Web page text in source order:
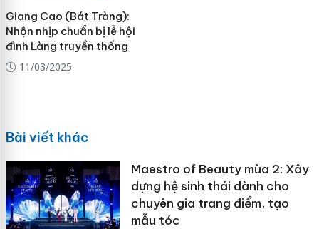
Giang Cao (Bát Tràng):
Nhộn nhịp chuẩn bị lễ hội
đình Làng truyền thống
11/03/2025
Bài viết khác
Maestro of Beauty mùa 2: Xây
dựng hệ sinh thái dành cho
chuyên gia trang điểm, tạo
mẫu tóc